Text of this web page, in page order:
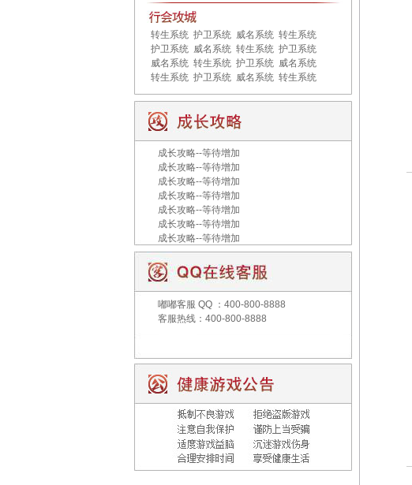
转生系统 护卫系统 威名系统 转生系统
护卫系统 威名系统 转生系统 护卫系统
威名系统 转生系统 护卫系统 威名系统
转生系统 护卫系统 威名系统 转生系统
成长攻略--等待增加
成长攻略--等待增加
成长攻略--等待增加
成长攻略--等待增加
成长攻略--等待增加
成长攻略--等待增加
成长攻略--等待增加
嘟嘟客服 QQ ：400-800-8888
客服热线：400-800-8888